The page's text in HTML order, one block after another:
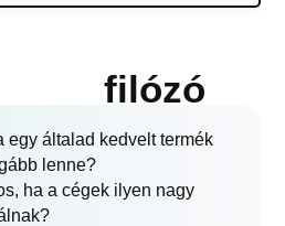
filózó
egy általad kedvelt termék
lenne?
ha a cégek ilyen nagy